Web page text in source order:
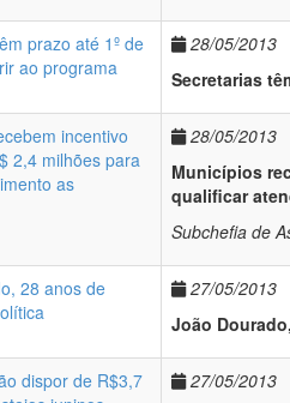
28/05/2013
Secretarias
28/05/2013
Municípios
qualificar
Subchefia de
27/05/2013
João
27/05/2013